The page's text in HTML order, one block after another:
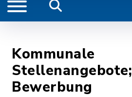
Kommunale
Stellenangebote;
Bewerbung